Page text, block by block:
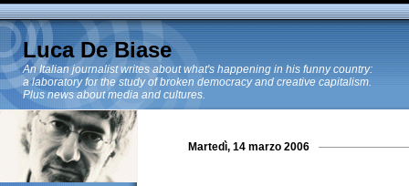
Luca De Biase
An Italian journalist writes about what's happening in his funny country:
a laboratory for the study of broken democracy and creative capitalism.
Plus news about media and cultures.
Martedì, 14 marzo 2006